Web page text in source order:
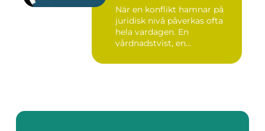
När en konflikt hamnar på
juridisk nivå påverkas ofta
hela vardagen. En
vårdnadstvist, en